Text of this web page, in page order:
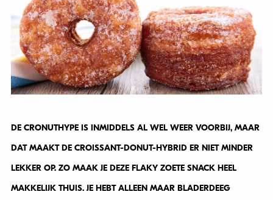
DE CRONUTHYPE IS INMIDDELS AL WEL WEER VOORBIJ, MAAR
DAT MAAKT DE CROISSANT-DONUT-HYBRID ER NIET MINDER
LEKKER OP. ZO MAAK JE DEZE FLAKY ZOETE SNACK HEEL
MAKKELIJK THUIS. JE HEBT ALLEEN MAAR BLADERDEEG